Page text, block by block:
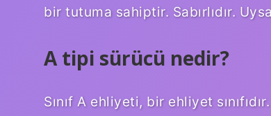
bir tutuma sahiptir. Sabırlıdır.
A tipi sürücü nedir?
Sınıf A ehliyeti, bir ehliyet